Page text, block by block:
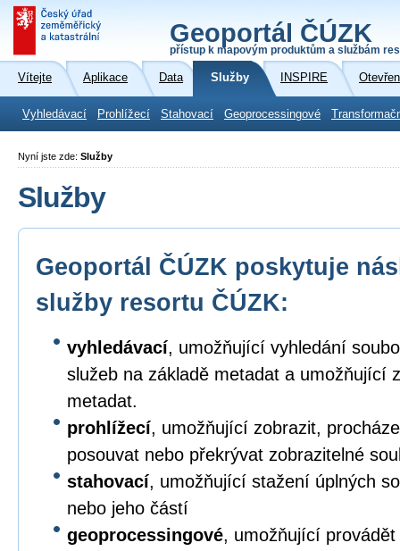
Geoportál ČÚZK
přístup k mapovým produktům a službám
Vítejte Aplikace Data Služby INSPIRE
Vyhledávací Prohlížecí Stahovací Geoprocessingové
Nyní jste zde: Služby
Služby
Geoportál ČÚZK poskytuje
služby resortu ČÚZK:
vyhledávací, umožňující vyhledání
služeb na základě metadat a umožňující
metadat.
prohlížecí, umožňující zobrazit,
posouvat nebo překrývat zobrazitelné
stahovací, umožňující stažení úplných
nebo jeho částí
geoprocessingové, umožňující